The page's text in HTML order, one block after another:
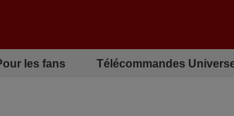
les fans Télécommandes